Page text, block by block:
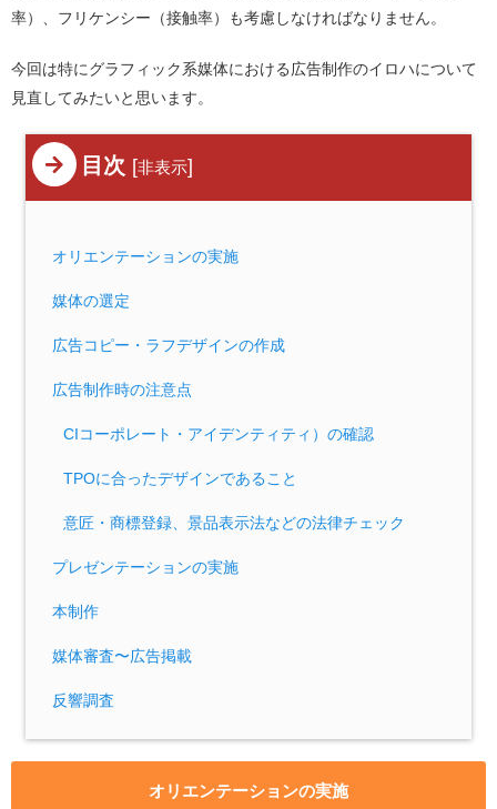
率）、フリケンシー（接触率）も考慮しなければなりません。
今回は特にグラフィック系媒体における広告制作のイロハについて
見直してみたいと思います。
目次 [非表示]
オリエンテーションの実施
媒体の選定
広告コピー・ラフデザインの作成
広告制作時の注意点
CIコーポレート・アイデンティティ）の確認
TPOに合ったデザインであること
意匠・商標登録、景品表示法などの法律チェック
プレゼンテーションの実施
本制作
媒体審査〜広告掲載
反響調査
オリエンテーションの実施